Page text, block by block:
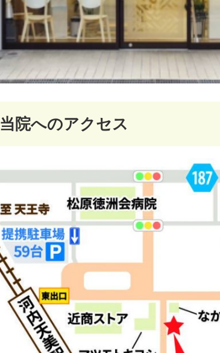
当院へのアクセス